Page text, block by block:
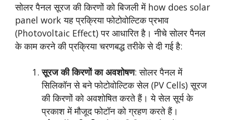
सोलर पैनल सूरज की किरणों को बिजली में how does solar
panel work यह प्रक्रिया फोटोवोल्टिक प्रभाव
(Photovoltaic Effect) पर आधारित है। नीचे सोलर पैनल
के काम करने की प्रक्रिया चरणबद्ध तरीके से दी गई है:
सूरज की किरणों का अवशोषण: सोलर पैनल में
सिलिकॉन से बने फोटोवोल्टिक सेल (PV Cells) सूरज
की किरणों को अवशोषित करते हैं। ये सेल सूर्य के
प्रकाश में मौजूद फोटॉन को ग्रहण करते हैं।